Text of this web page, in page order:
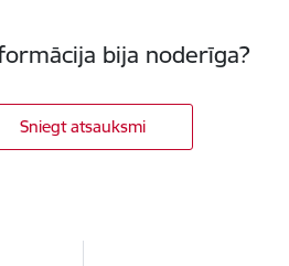
bija noderīga?
Sniegt atsauksmi